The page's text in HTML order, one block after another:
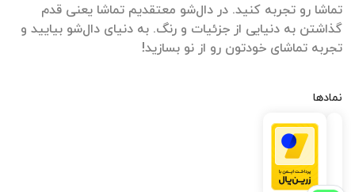
تماشا رو تجربه کنید. در دال‌شو معتقدیم تماشا یعنی قدم
گذاشتن به دنیایی از جزئیات و رنگ. به دنیای دال‌شو بیایید و
تجربه تماشای خودتون رو از نو بسازید!
نمادها